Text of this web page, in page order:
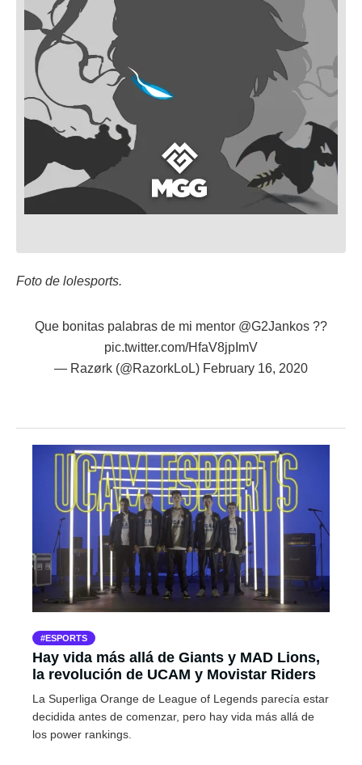
Foto de lolesports.
Que bonitas palabras de mi mentor @G2Jankos ??
pic.twitter.com/HfaV8jpImV
— Razørk (@RazorkLoL) February 16, 2020
ESPORTS
Hay vida más allá de Giants y MAD Lions,
la revolución de UCAM y Movistar Riders
La Superliga Orange de League of Legends parecía estar
decidida antes de comenzar, pero hay vida más allá de
los power rankings.